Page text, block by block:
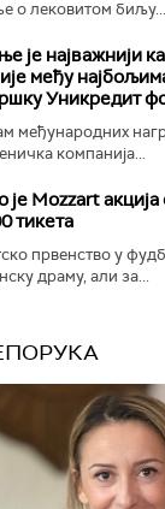
о лековитом биљу...
је најважнији
међу
Уникредит
међународних
компанија...
је Mozzart
тикета
првенство у
драму, али за...